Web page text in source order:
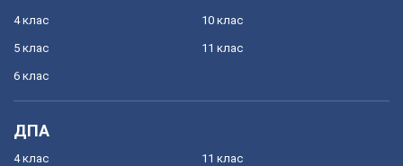
4 клас
5 клас
6 клас
10 клас
11 клас
ДПА
4 клас 11 клас